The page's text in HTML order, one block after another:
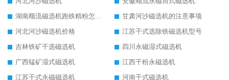
湖南顺流磁选机跑铁精粉怎么处理
甘肃河沙磁选机的注意事项
河北河沙磁选机价格
江苏干式选除铁磁选机型号
吉林铁矿干选磁选机
四川永磁湿式磁选机
广西锰矿湿式磁选机
江西干粉永磁选机
江苏干式永磁磁选机
河南干式磁选机